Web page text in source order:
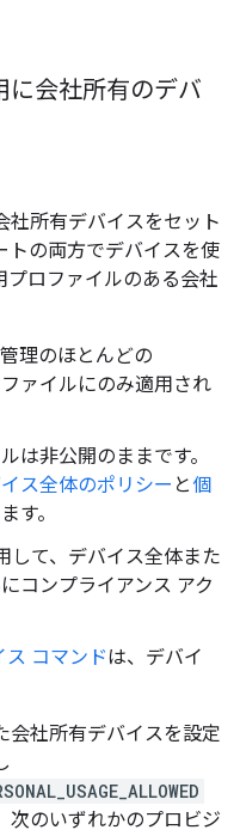
に会社所有のデバ
社所有デバイスをセット
トの両方でデバイスを使
プロファイルのある会社
理のほとんどの
ァイルにのみ適用され
は非公開のままです。
ス全体のポリシー と 個
す。
して、デバイス全体また
コンプライアンス アク
ス コマンドは、デバイ
会社所有デバイスを設定
次のいずれかのプロビジ